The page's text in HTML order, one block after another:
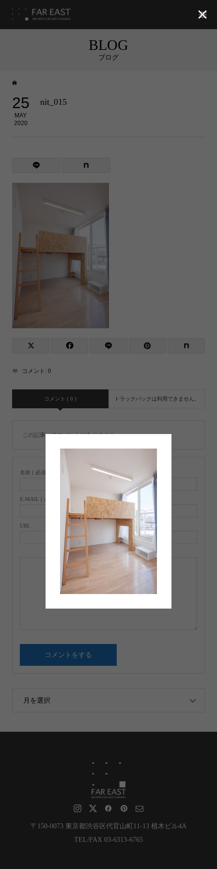
BLOG
ブログ
25
MAY
2020
nit_015
コメント: 0
コメント ( 0 ) トラックバックは利用できません。
この記事へのコメントはありません。
名前 ( 必須 )
E-MAIL ( 必須 ) ※ 公開されません
URL
月を選択
〒150-0073 東京都渋谷区代官山町11-13 植木ビル4A
TEL/FAX 03-6313-6765
